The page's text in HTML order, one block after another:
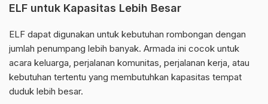
ELF untuk Kapasitas Lebih Besar
ELF dapat digunakan untuk kebutuhan rombongan dengan
jumlah penumpang lebih banyak. Armada ini cocok untuk
acara keluarga, perjalanan komunitas, perjalanan kerja, atau
kebutuhan tertentu yang membutuhkan kapasitas tempat
duduk lebih besar.